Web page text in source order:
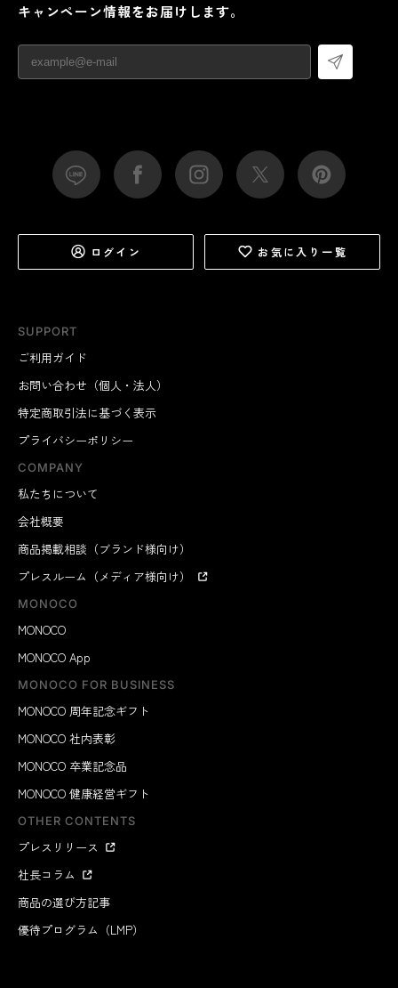
SUPPORT
ご利用ガイド
お問い合わせ（個人・法人）
特定商取引法に基づく表示
プライバシーポリシー
COMPANY
私たちについて
会社概要
商品掲載相談（ブランド様向け）
プレスルーム（メディア様向け）
MONOCO
MONOCO
MONOCO App
MONOCO FOR BUSINESS
MONOCO 周年記念ギフト
MONOCO 社内表彰
MONOCO 卒業記念品
MONOCO 健康経営ギフト
OTHER CONTENTS
プレスリリース
社長コラム
商品の選び方記事
優待プログラム（LMP）
キャンペーン情報をお届けします。
ログイン お気に入り一覧